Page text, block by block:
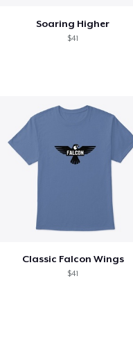
Soaring Higher
$41
Classic Falcon Wings
$41